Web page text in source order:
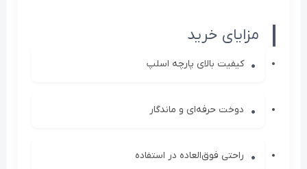
مزایای خرید
کیفیت بالای پارچه اسلپ
دوخت حرفه‌ای و ماندگار
راحتی فوق‌العاده در استفاده